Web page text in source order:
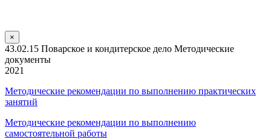
×
43.02.15 Поварское и кондитерское дело Методические
документы
2021
Методические рекомендации по выполнению практических
занятий
Методические рекомендации по выполнению
самостоятельной работы